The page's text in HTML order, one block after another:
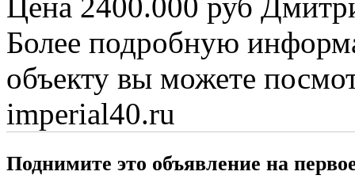
Цена 2400.000 руб
Более подробную
объекту вы можете
imperial40.ru
Поднимите это объявление на